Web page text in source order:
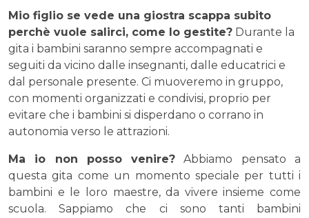
Mio figlio se vede una giostra scappa subito
perchè vuole salirci, come lo gestite? Durante la
gita i bambini saranno sempre accompagnati e
seguiti da vicino dalle insegnanti, dalle educatrici e
dal personale presente. Ci muoveremo in gruppo,
con momenti organizzati e condivisi, proprio per
evitare che i bambini si disperdano o corrano in
autonomia verso le attrazioni.
Ma io non posso venire? Abbiamo pensato a
questa gita come un momento speciale per tutti i
bambini e le loro maestre, da vivere insieme come
scuola. Sappiamo che ci sono tanti bambini